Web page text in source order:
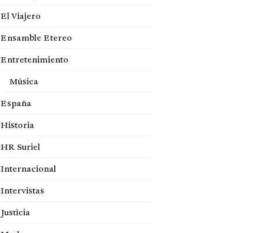
El Viajero
Ensamble Etereo
Entretenimiento
Música
España
Historia
HR Suriel
Internacional
Intervistas
Justicia